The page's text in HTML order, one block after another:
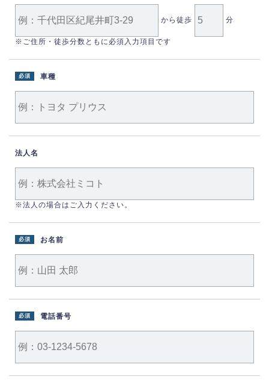
から徒歩 分
※ご住所・徒歩分数ともに必須入力項目です
車種
必須
法人名
※法人の場合はご入力ください。
お名前
必須
電話番号
必須